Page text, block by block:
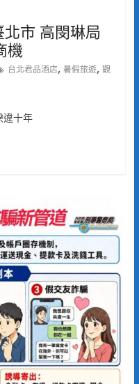
市 高閔琳局
機
台北君品酒店, 暑假旅遊, 觀
違十年